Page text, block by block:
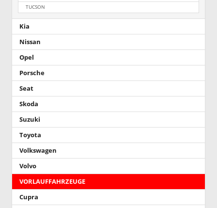
TUCSON
Kia
Nissan
Opel
Porsche
Seat
Skoda
Suzuki
Toyota
Volkswagen
Volvo
VORLAUFFAHRZEUGE
Cupra